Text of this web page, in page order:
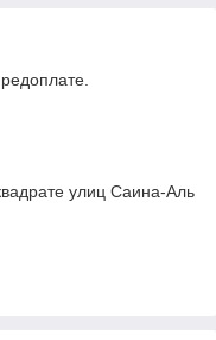
улиц Саина-Аль